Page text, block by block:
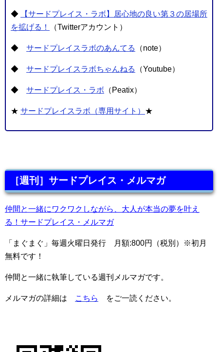
◆
【サードプレイス・ラボ】居心地の良い第３の居場所
を拡げる！
（Twitterアカウント）
◆ サードプレイスラボのあんてる （note）
◆ サードプレイスラボちゃんねる （Youtube）
◆ サードプレイス・ラボ （Peatix）
★ サードプレイスラボ（専用サイト） ★
［週刊］サードプレイス・メルマガ
仲間と一緒にワクワクしながら、大人が本当の夢を叶え
る！サードプレイス・メルマガ
「まぐまぐ」毎週火曜日発行 月額:800円（税別）※初月
無料です！
仲間と一緒に執筆している週刊メルマガです。
メルマガの詳細は こちら をご一読ください。